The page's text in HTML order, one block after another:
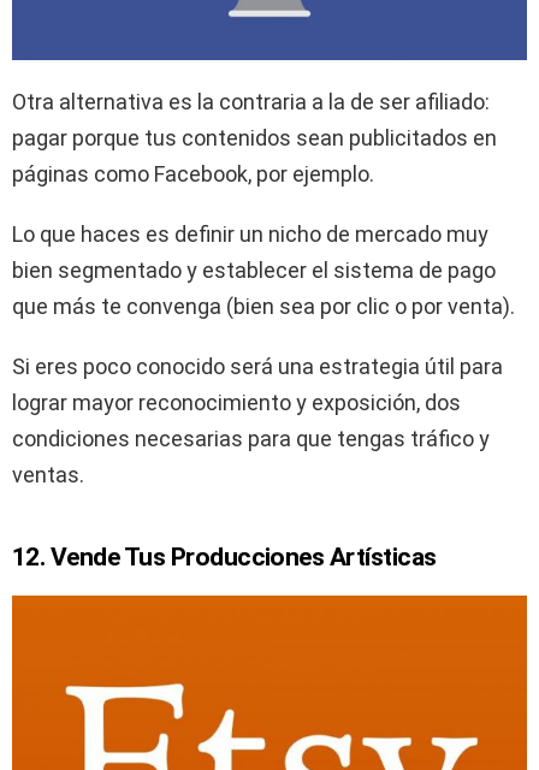
Otra alternativa es la contraria a la de ser afiliado:
pagar porque tus contenidos sean publicitados en
páginas como Facebook, por ejemplo.
Lo que haces es definir un nicho de mercado muy
bien segmentado y establecer el sistema de pago
que más te convenga (bien sea por clic o por venta).
Si eres poco conocido será una estrategia útil para
lograr mayor reconocimiento y exposición, dos
condiciones necesarias para que tengas tráfico y
ventas.
12. Vende Tus Producciones Artísticas